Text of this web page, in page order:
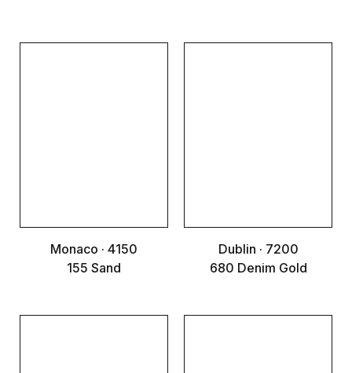
Monaco · 4150
155 Sand
Dublin · 7200
680 Denim Gold